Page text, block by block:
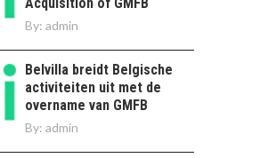
Minería chilena: un
el reto ineludible de…
CHILE COMO HUB
TECNOLÓGICO DE
AMÉRICA LATINA:
AVANCES Y DESAFÍOS
Chile como hub
Acquisition of GMFB
By: admin
Belvilla breidt Belgische
activiteiten uit met de
overname van GMFB
By: admin